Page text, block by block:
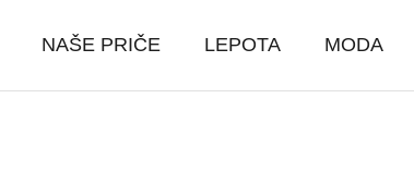
NAŠE PRIČE LEPOTA MODA